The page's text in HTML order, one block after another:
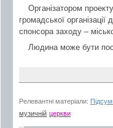
Організатором
громадської
спонсора заходу –
Людина може бути
Релевантні матеріали:
музичній церкви